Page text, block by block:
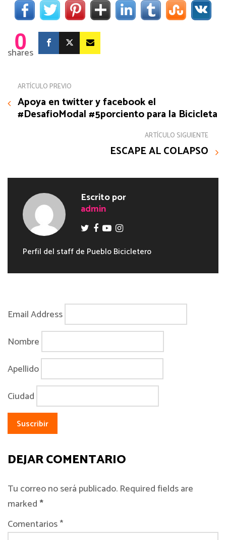
0
shares
ARTÍCULO PREVIO
Apoya en twitter y facebook el
#DesafioModal #5porciento para la Bicicleta
ARTÍCULO SIGUIENTE
ESCAPE AL COLAPSO
Escrito por
admin
Perfil del staff de Pueblo Bicicletero
Email Address
Nombre
Apellido
Ciudad
DEJAR COMENTARIO
Tu correo no será publicado. Required fields are
marked*
Comentarios *